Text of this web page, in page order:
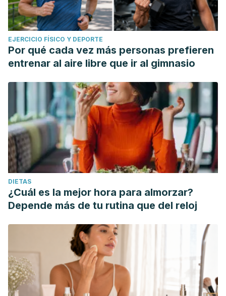
EJERCICIO FÍSICO Y DEPORTE
Por qué cada vez más personas prefieren
entrenar al aire libre que ir al gimnasio
DIETAS
¿Cuál es la mejor hora para almorzar?
Depende más de tu rutina que del reloj